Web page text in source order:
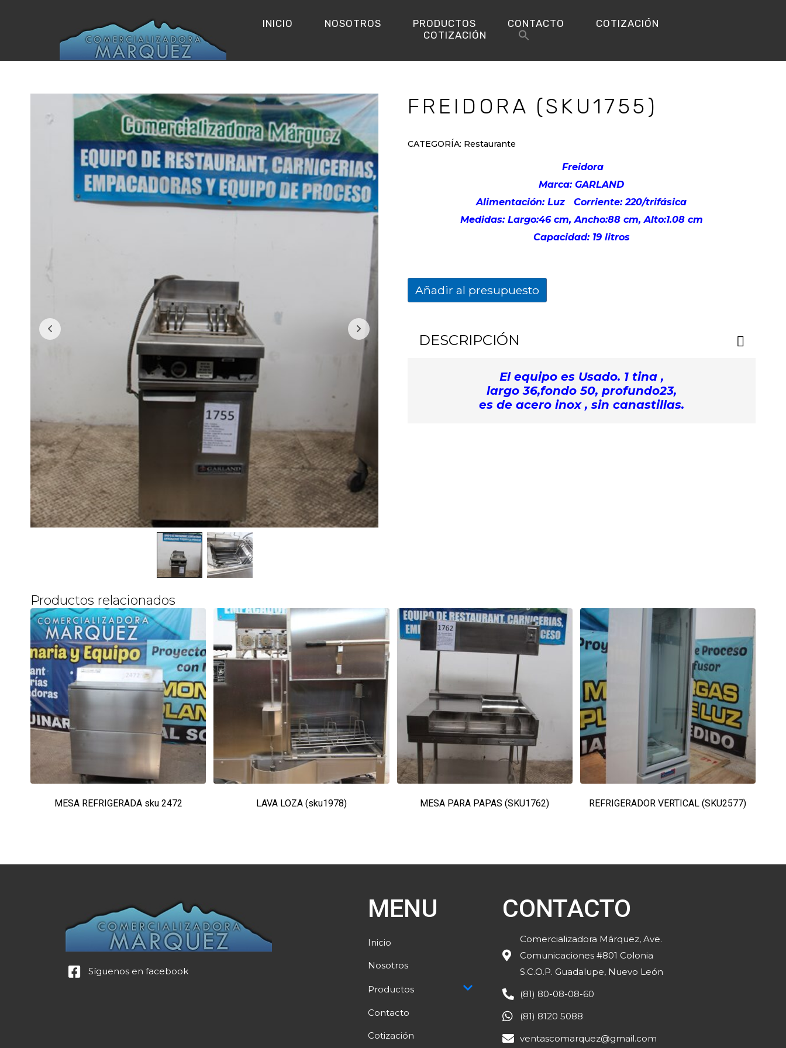
INICIO NOSOTROS PRODUCTOS CONTACTO
COTIZACIÓN
COTIZACIÓN
FREIDORA (SKU1755)
CATEGORÍA: Restaurante
Freidora
Marca: GARLAND
Alimentación: LuzCorriente: 220/trifásica
Medidas: Largo:46 cm, Ancho:88 cm, Alto:1.08 cm
Capacidad: 19 litros
Añadir al presupuesto
DESCRIPCIÓN
El equipo es Usado. 1 tina ,
largo 36,fondo 50, profundo23,
es de acero inox , sin canastillas.
Productos relacionados
MESA REFRIGERADA sku 2472 LAVA LOZA (sku1978) MESA PARA PAPAS (SKU1762) REFRIGERADOR VERTICAL (SKU2577)
Síguenos en facebook
MENU
Inicio
Nosotros
Productos
Contacto
Cotización
CONTACTO
Comercializadora Márquez, Ave.
Comunicaciones #801 Colonia
S.C.O.P. Guadalupe, Nuevo León
(81) 80-08-08-60
(81) 8120 5088
ventascomarquez@gmail.com